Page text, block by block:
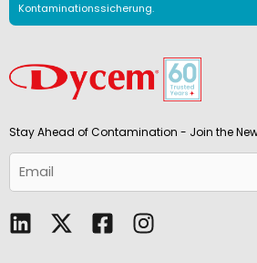
Kontaminationssicherung.
Stay Ahead of Contamination - Join the
L F I